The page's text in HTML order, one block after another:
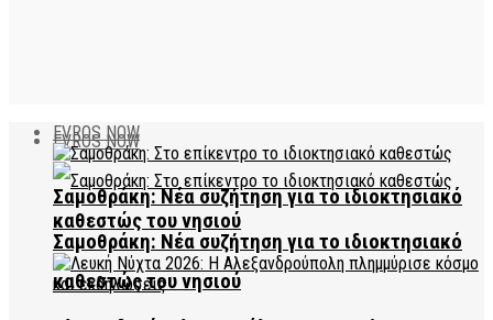
EVROS NOW
Σαμοθράκη: Νέα συζήτηση για το ιδιοκτησιακό
καθεστώς του νησιού
EVROS NOW
Σαμοθράκη: Νέα συζήτηση για το ιδιοκτησιακό
καθεστώς του νησιού